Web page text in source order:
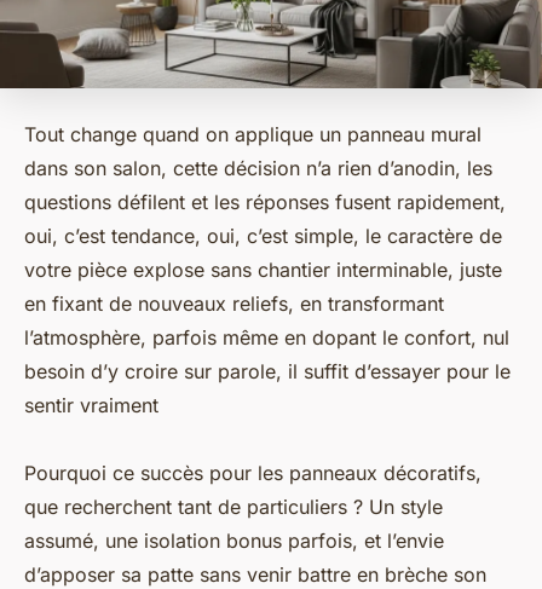
Tout change quand on applique un panneau mural
dans son salon, cette décision n’a rien d’anodin, les
questions défilent et les réponses fusent rapidement,
oui, c’est tendance, oui, c’est simple, le caractère de
votre pièce explose sans chantier interminable, juste
en fixant de nouveaux reliefs, en transformant
l’atmosphère, parfois même en dopant le confort, nul
besoin d’y croire sur parole, il suffit d’essayer pour le
sentir vraiment
Pourquoi ce succès pour les panneaux décoratifs,
que recherchent tant de particuliers ? Un style
assumé, une isolation bonus parfois, et l’envie
d’apposer sa patte sans venir battre en brèche son